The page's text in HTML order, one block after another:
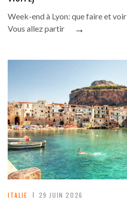
Week-end à Lyon: que faire et
Vous allez partir
→
ITALIE 29 JUIN 2026